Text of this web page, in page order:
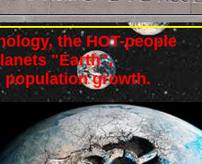
the HOT-people
"Earth",
population growth.